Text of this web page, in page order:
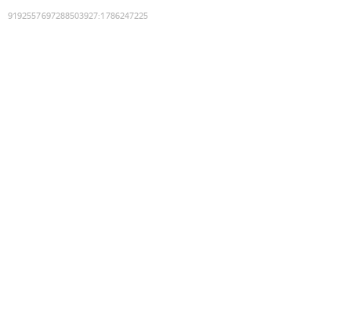
9192557697288503927:1786247225